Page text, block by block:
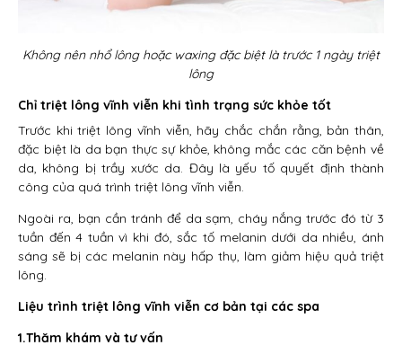
Không nên nhổ lông hoặc waxing đặc biệt là trước 1 ngày triệt
lông
Chỉ triệt lông vĩnh viễn khi tình trạng sức khỏe tốt
Trước khi triệt lông vĩnh viễn, hãy chắc chắn rằng, bản thân,
đặc biệt là da bạn thực sự khỏe, không mắc các căn bệnh về
da, không bị trầy xước da. Đây là yếu tố quyết định thành
công của quá trình triệt lông vĩnh viễn.
Ngoài ra, bạn cần tránh để da sạm, cháy nắng trước đó từ 3
tuần đến 4 tuần vì khi đó, sắc tố melanin dưới da nhiều, ánh
sáng sẽ bị các melanin này hấp thụ, làm giảm hiệu quả triệt
lông.
Liệu trình triệt lông vĩnh viễn cơ bản tại các spa
1.Thăm khám và tư vấn